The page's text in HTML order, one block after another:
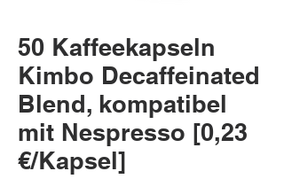
50 Kaffeekapseln
Kimbo Decaffeinated
Blend, kompatibel
mit Nespresso [0,23
€/Kapsel]